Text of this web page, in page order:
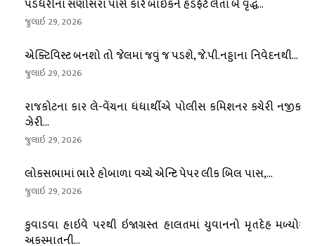
પડધરીના સણોસરા પાસે કારે બાઈકને હડફેટે લેતા બે વૃદ્ધ...
જુલાઇ 29, 2026
એક્ટિવિસ્ટ બનશો તો જેલમાં જવું જ પડશે, જે.પી.નડ્ડાના નિવેદનથી...
જુલાઇ 29, 2026
રાજકોટના કાર લે-વેંચના ધંધાર્થીએ પોલીસ કમિશનર કચેરી નજીક
ઝેરી...
જુલાઇ 29, 2026
લોકસભામાં ભારે હોબાળા વચ્ચે એન્ટિ પેપર લીક બિલ પાસ,...
જુલાઇ 29, 2026
કુવાડવા હાઇવે પરથી ઇજાગ્રસ્ત હાલતમાં યુવાનનો મૃતદેહ મળ્યોઃ
અકસ્માતની...